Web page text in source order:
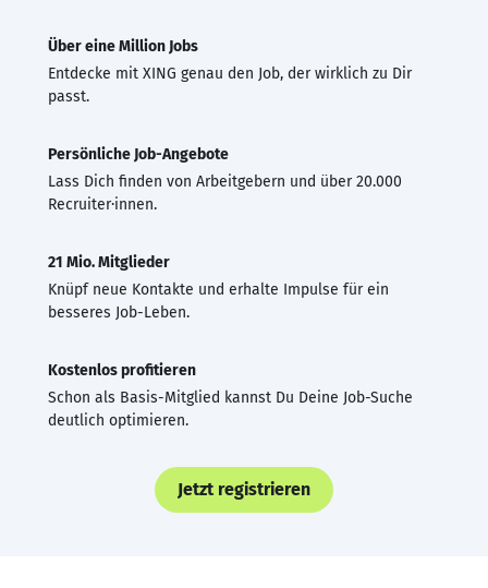
Über eine Million Jobs
Entdecke mit XING genau den Job, der wirklich zu Dir
passt.
Persönliche Job-Angebote
Lass Dich finden von Arbeitgebern und über 20.000
Recruiter·innen.
21 Mio. Mitglieder
Knüpf neue Kontakte und erhalte Impulse für ein
besseres Job-Leben.
Kostenlos profitieren
Schon als Basis-Mitglied kannst Du Deine Job-Suche
deutlich optimieren.
Jetzt registrieren